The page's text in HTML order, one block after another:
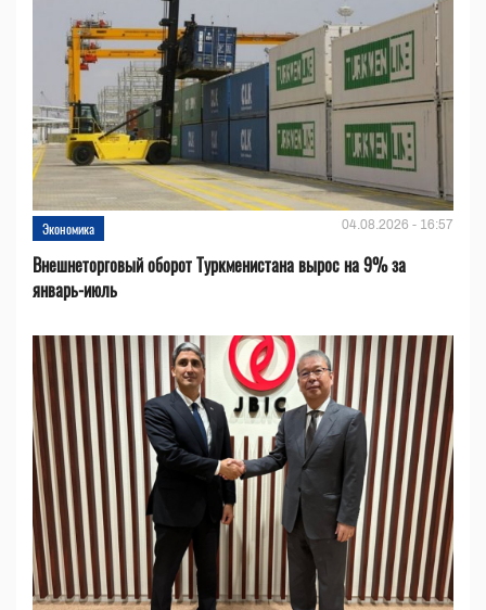
Экономика 04.08.2026 - 16:57
Внешнеторговый оборот Туркменистана вырос на 9% за
январь-июль